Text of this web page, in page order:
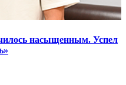
насыщенным. Успел